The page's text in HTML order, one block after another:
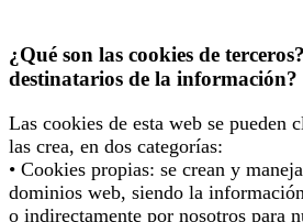
¿Qué son las cookies de
destinatarios de la información?
Las cookies de esta web se pueden
las crea, en dos categorías:
• Cookies propias: se crean y
dominios web, siendo la
o indirectamente por nosotros para